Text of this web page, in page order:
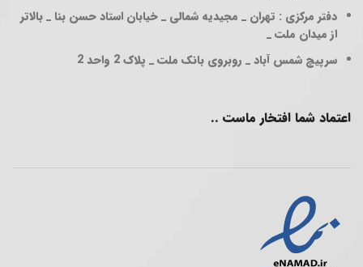
دفتر مرکزی : تهران _ مجیدیه شمالی _ خیابان استاد حسن بنا _ بالاتر
از میدان ملت _
سرپیچ شمس آباد _ روبروی بانک ملت _ پلاک 2 واحد 2
اعتماد شما افتخار ماست ..